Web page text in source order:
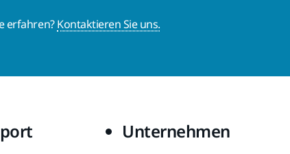
erfahren?Kontaktieren Sie uns.
Unternehmen